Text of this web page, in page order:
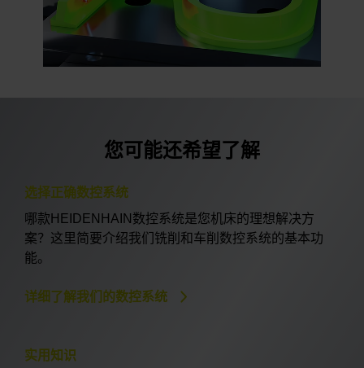
您可能还希望了解
选择正确数控系统
哪款HEIDENHAIN数控系统是您机床的理想解决方
案？这里简要介绍我们铣削和车削数控系统的基本功
能。
详细了解我们的数控系统
实用知识